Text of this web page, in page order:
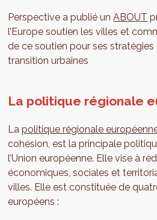
Perspective a publié unABOUT
l’Europe soutien les villes et
de ce soutien pour ses
transition urbaines
La politique régionale
Lapolitique régionale
cohésion, est la principale
l’Union européenne. Elle vise à
économiques, sociales et
villes. Elle est constituée de
européens :